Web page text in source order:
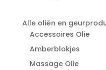
Alle oliën en
Accessoires Olie
Amberblokjes
Massage Olie